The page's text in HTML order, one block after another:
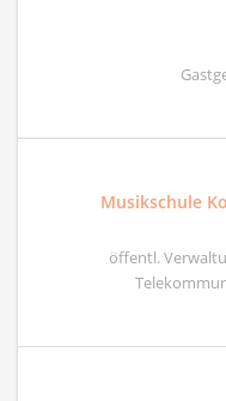
Musikschule
öffentl.